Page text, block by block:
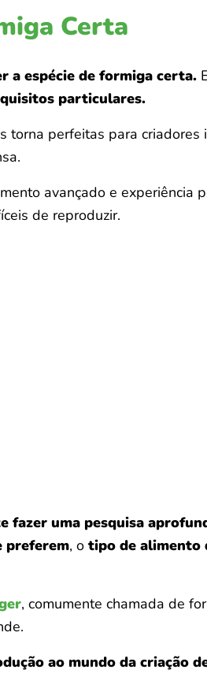
Certa
a espécie de formiga certa.
particulares.
torna perfeitas para criadores
avançado e experiência
de reproduzir.
fazer uma pesquisa
preferem, otipo de alimento
, comumente chamada de
ao mundo da criação